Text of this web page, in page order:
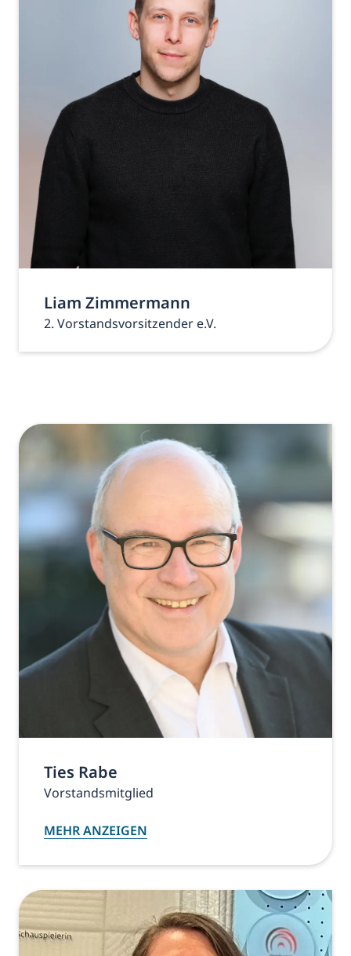
Liam Zimmermann
2. Vorstandsvorsitzender e.V.
Ties Rabe
Vorstandsmitglied
MEHR ANZEIGEN